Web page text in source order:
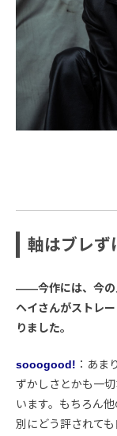
軸はブレず
――今作には、今の
ヘイさんがストレ
りました。
sooogood! ：あま
ずかしさとかも一
います。もちろん
別にどう評されて